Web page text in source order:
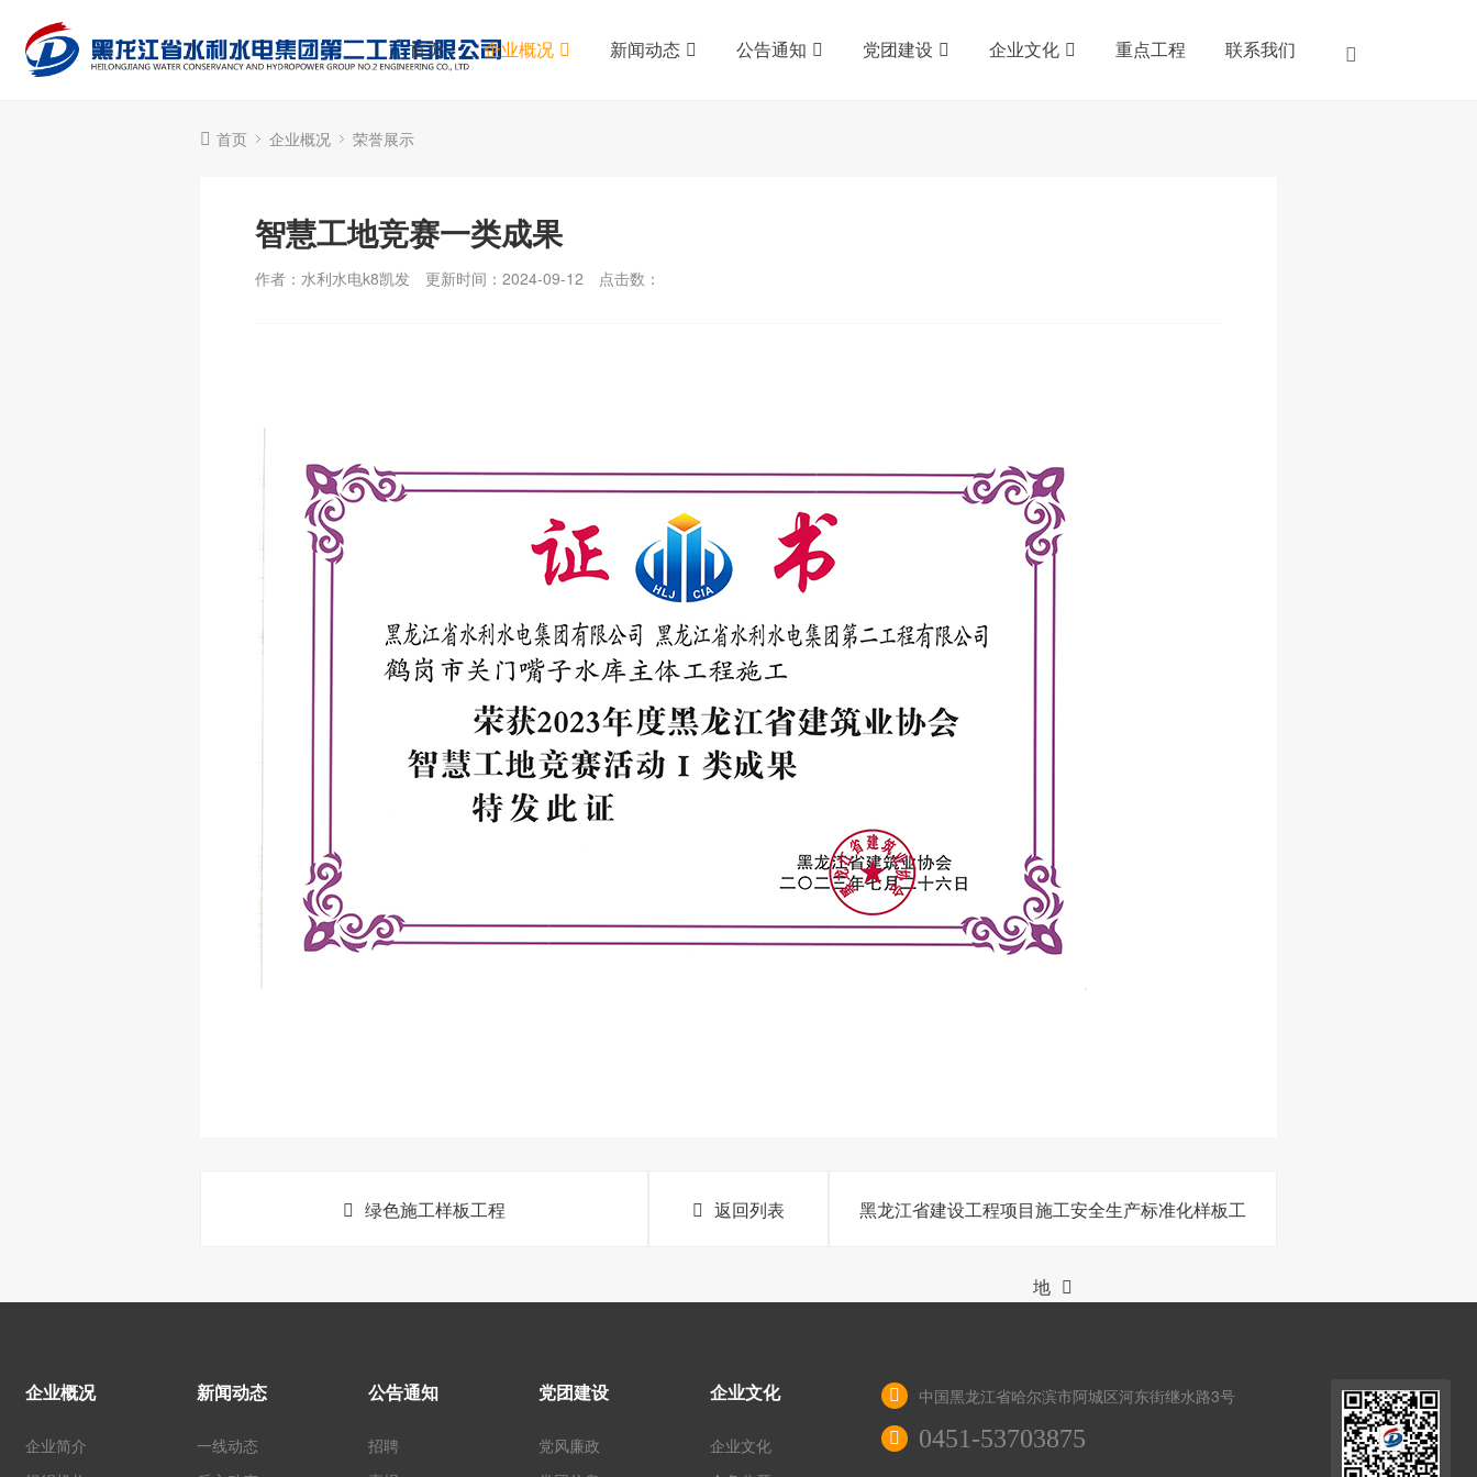
首页 企业概况 新闻动态 公告通知 党团建设 企业文化 重点工程 联系我们
首页 企业概况 荣誉展示
智慧工地竞赛一类成果
作者：水利水电k8凯发 更新时间：2024-09-12 点击数：
绿色施工样板工程 返回列表 黑龙江省建设工程项目施工安全生产标准化样板工
地
企业概况
企业简介
新闻动态
一线动态
公告通知
招聘
党团建设
党风廉政
企业文化
企业文化
中国黑龙江省哈尔滨市阿城区河东街继水路3号
0451-53703875